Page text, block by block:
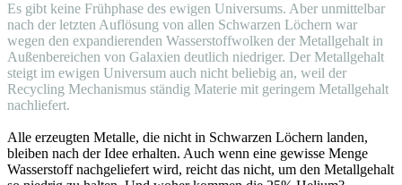
Es gibt keine Frühphase des ewigen Universums. Aber unmittelbar
nach der letzten Auflösung von allen Schwarzen Löchern war
wegen den expandierenden Wasserstoffwolken der Metallgehalt in
Außenbereichen von Galaxien deutlich niedriger. Der Metallgehalt
steigt im ewigen Universum auch nicht beliebig an, weil der
Recycling Mechanismus ständig Materie mit geringem Metallgehalt
nachliefert.
Alle erzeugten Metalle, die nicht in Schwarzen Löchern landen,
bleiben nach der Idee erhalten. Auch wenn eine gewisse Menge
Wasserstoff nachgeliefert wird, reicht das nicht, um den Metallgehalt